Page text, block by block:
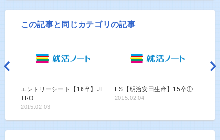
この記事と同じカテゴリの記事
エントリーシート【16卒】JE
TRO
2015.02.03
ES【明治安田生命】15卒①
2015.02.04